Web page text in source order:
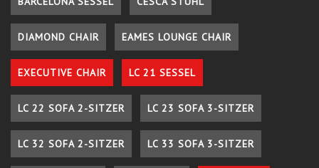
DIAMOND CHAIR EAMES LOUNGE CHAIR
EXECUTIVE CHAIR LC 21 SESSEL
LC 22 SOFA 2-SITZER LC 23 SOFA 3-SITZER
LC 32 SOFA 2-SITZER LC 33 SOFA 3-SITZER